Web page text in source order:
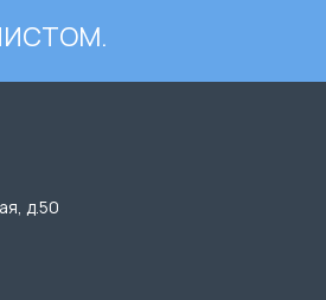
д.50